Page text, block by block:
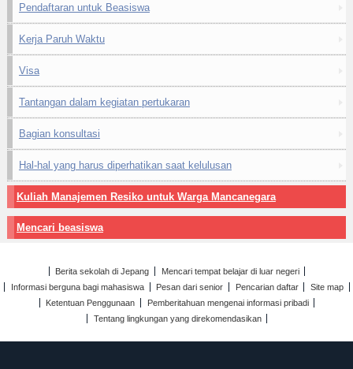
Pendaftaran untuk Beasiswa
Kerja Paruh Waktu
Visa
Tantangan dalam kegiatan pertukaran
Bagian konsultasi
Hal-hal yang harus diperhatikan saat kelulusan
Kuliah Manajemen Resiko untuk Warga Mancanegara
Mencari beasiswa
Berita sekolah di Jepang
Mencari tempat belajar di luar negeri
Informasi berguna bagi mahasiswa
Pesan dari senior Pencarian daftar
Site map
Ketentuan Penggunaan
Pemberitahuan mengenai informasi pribadi
Tentang lingkungan yang direkomendasikan